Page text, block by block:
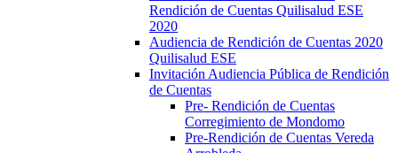
Rendición de Cuentas Quilisalud ESE
2020
Audiencia de Rendición de Cuentas 2020
Quilisalud ESE
Invitación Audiencia Pública de Rendición
de Cuentas
Pre- Rendición de Cuentas
Corregimiento de Mondomo
Pre-Rendición de Cuentas Vereda